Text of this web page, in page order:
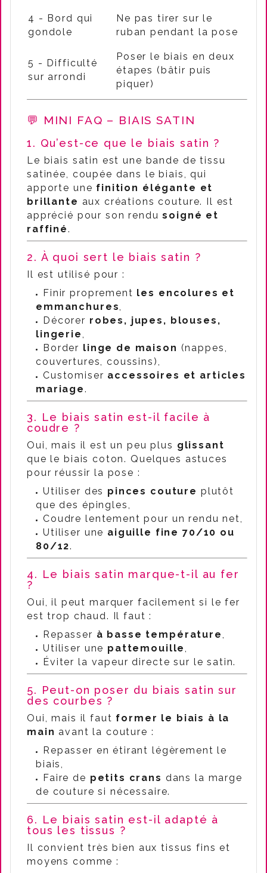
4 - Bord qui
gondole
Ne pas tirer sur le
ruban pendant la pose
5 - Difficulté
sur arrondi
Poser le biais en deux
étapes (bâtir puis
piquer)
💬 MINI FAQ – BIAIS SATIN
1. Qu’est-ce que le biais satin ?
Le biais satin est une bande de tissu
satinée, coupée dans le biais, qui
apporte une finition élégante et
brillante aux créations couture. Il est
apprécié pour son rendusoigné et
raffiné.
2. À quoi sert le biais satin ?
Il est utilisé pour :
Finir proprement les encolures et
emmanchures
Décorer robes, jupes, blouses,
lingerie
Border linge de maison (nappes,
couvertures, coussins),
Customiser accessoires et articles
mariage.
3. Le biais satin est-il facile à
coudre ?
Oui, mais il est un peu plus glissant
que le biais coton. Quelques astuces
pour réussir la pose :
Utiliser des pinces couture plutôt
que des épingles,
Coudre lentement pour un rendu net,
Utiliser une aiguille fine 70/10 ou
80/12.
4. Le biais satin marque-t-il au fer
?
Oui, il peut marquer facilement si le fer
est trop chaud. Il faut :
Repasser à basse température
Utiliser une pattemouille
Éviter la vapeur directe sur le satin.
5. Peut-on poser du biais satin sur
des courbes ?
Oui, mais il faut former le biais à la
main avant la couture :
Repasser en étirant légèrement le
biais,
Faire de petits crans dans la marge
de couture si nécessaire.
6. Le biais satin est-il adapté à
tous les tissus ?
Il convient très bien aux tissus fins et
moyens comme :